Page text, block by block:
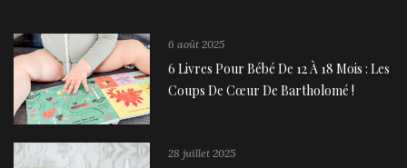
6 août 2025
6 Livres Pour Bébé De 12 À 18 Mois : Les
Coups De Cœur De Bartholomé !
28 juillet 2025